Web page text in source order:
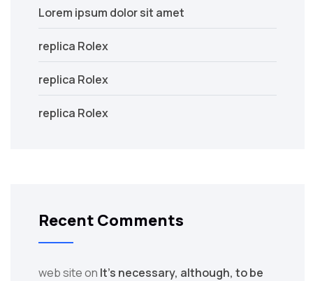
Lorem ipsum dolor sit amet
replica Rolex
replica Rolex
replica Rolex
Recent Comments
web siteon It’s necessary, although, to be